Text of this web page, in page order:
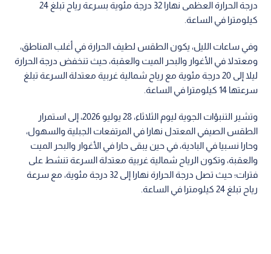
درجة الحرارة العظمى نهارا 32 درجة مئوية بسرعة رياح تبلغ 24
كيلومترا في الساعة.
وفي ساعات الليل، يكون الطقس لطيف الحرارة في أغلب المناطق،
ومعتدلا في الأغوار والبحر الميت والعقبة، حيث تنخفض درجة الحرارة
ليلا إلى 20 درجة مئوية مع رياح شمالية غربية معتدلة السرعة تبلغ
سرعتها 14 كيلومترا في الساعة.
وتشير التنبؤات الجوية ليوم الثلاثاء، 28 يوليو 2026، إلى استمرار
الطقس الصيفي المعتدل نهارا في المرتفعات الجبلية والسهول،
وحارا نسبيا في البادية، في حين يبقى حارا في الأغوار والبحر الميت
والعقبة، وتكون الرياح شمالية غربية معتدلة السرعة تنشط على
فترات؛ حيث تصل درجة الحرارة نهارا إلى 32 درجة مئوية، مع سرعة
رياح تبلغ 24 كيلومترا في الساعة.